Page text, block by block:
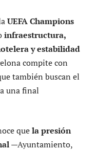
UEFA Champions
infraestructura,
y estabilidad
compite con
también buscan el
una final
quela presión
—Ayuntamiento,